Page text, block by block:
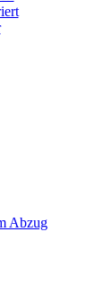
Abzug